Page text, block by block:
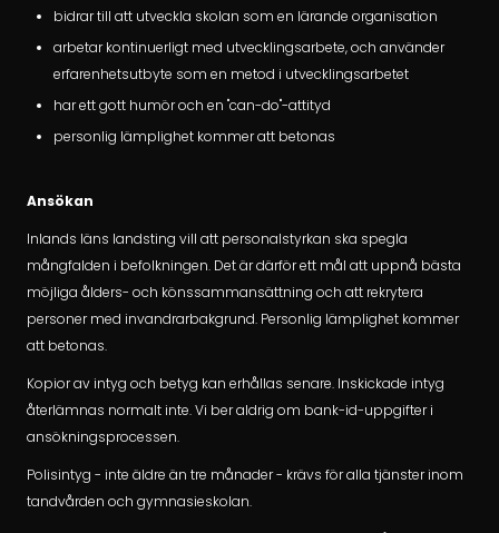
bidrar till att utveckla skolan som en lärande organisation
arbetar kontinuerligt med utvecklingsarbete, och använder
erfarenhetsutbyte som en metod i utvecklingsarbetet
har ett gott humör och en "can-do"-attityd
personlig lämplighet kommer att betonas
Ansökan
Inlands läns landsting vill att personalstyrkan ska spegla
mångfalden i befolkningen. Det är därför ett mål att uppnå bästa
möjliga ålders- och könssammansättning och att rekrytera
personer med invandrarbakgrund. Personlig lämplighet kommer
att betonas.
Kopior av intyg och betyg kan erhållas senare. Inskickade intyg
återlämnas normalt inte. Vi ber aldrig om bank-id-uppgifter i
ansökningsprocessen.
Polisintyg - inte äldre än tre månader - krävs för alla tjänster inom
tandvården och gymnasieskolan.